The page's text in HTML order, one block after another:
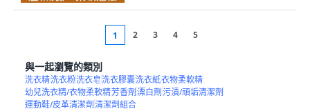
1 2 3 4 5
與一起瀏覽的類別
洗衣精洗衣粉洗衣皂洗衣膠囊洗衣紙衣物柔軟精
幼兒洗衣精/衣物柔軟精芳香劑漂白劑污漬/頑垢清潔劑
運動鞋/皮革清潔劑清潔劑組合